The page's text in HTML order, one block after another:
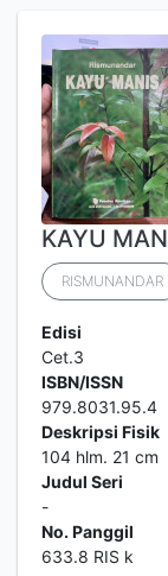
KAYU
RISMUNANDAR
Edisi
Cet.3
ISBN/ISSN
979.8031.95.4
Deskripsi Fisik
104 hlm. 21 cm
Judul Seri
-
No. Panggil
633.8 RIS k